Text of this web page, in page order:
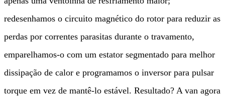
redesenhamos o circuito magnético do rotor para reduzir as
perdas por correntes parasitas durante o travamento,
emparelhamos-o com um estator segmentado para melhor
dissipação de calor e programamos o inversor para pulsar
torque em vez de mantê-lo estável. Resultado? A van agora